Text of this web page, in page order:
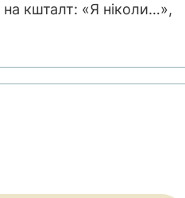
кшталт: «Я ніколи…»,